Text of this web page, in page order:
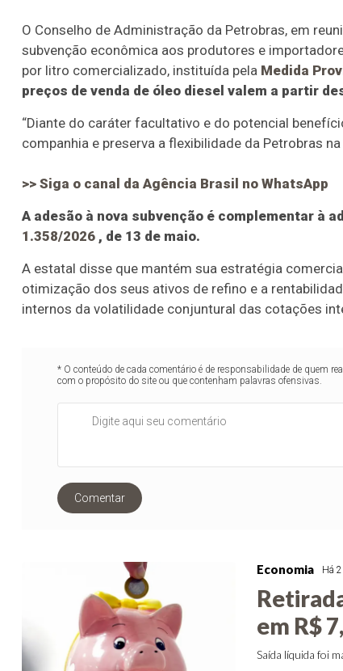
O Conselho de Administração da Petrobras, em
subvenção econômica aos produtores e
por litro comercializado, instituída pela Medida
preços de venda de óleo diesel valem a partir
“Diante do caráter facultativo e do potencial
companhia e preserva a flexibilidade da Petrobras
>> Siga o canal da Agência Brasil no WhatsApp
A adesão à nova subvenção é complementar à
1.358/2026 , de 13 de maio.
A estatal disse que mantém sua estratégia
otimização dos seus ativos de refino e a
internos da volatilidade conjuntural das cotações
* O conteúdo de cada comentário é de responsabilidade de quem
com o propósito do site ou que contenham palavras ofensivas.
Comentar
Economia Há
em R$
Saída líquida foi